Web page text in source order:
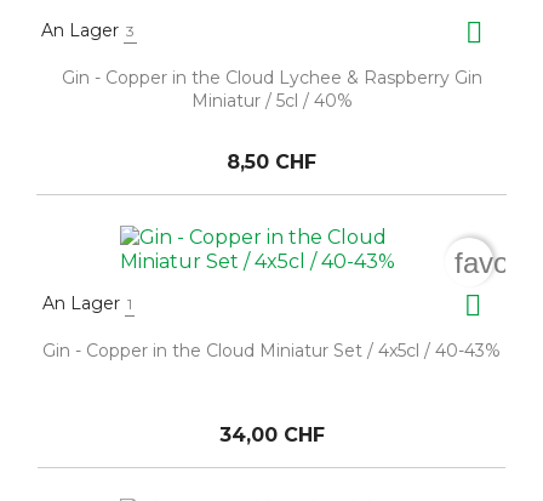
An Lager 3 
Gin - Copper in the Cloud Lychee & Raspberry Gin
Miniatur / 5cl / 40%
8,50 CHF
An Lager 1 
Gin - Copper in the Cloud Miniatur Set / 4x5cl / 40-43%
34,00 CHF